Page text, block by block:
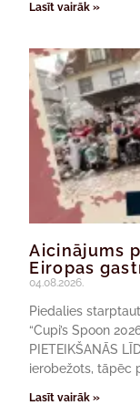
Lasīt vairāk »
Aicinājums
Eiropas
04.08.2026.
Piedalies
“Cupi’s Spoon
PIETEIKŠANĀS
ierobežots, tāpēc
Lasīt vairāk »